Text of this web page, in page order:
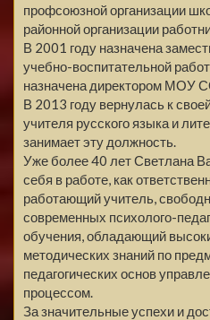
профсоюзной организации
районной организации
В 2001 году назначена
учебно-воспитательной
назначена директором
В 2013 году вернулась к
учителя русского языка и
занимает эту должность.
Уже более 40 лет Светлана
себя в работе, как
работающий учитель,
современных психолого-
обучения, обладающий
методических знаний по
педагогических основ
процессом.
За значительные успехи и